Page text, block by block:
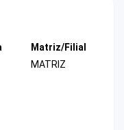
Matriz/Filial
MATRIZ